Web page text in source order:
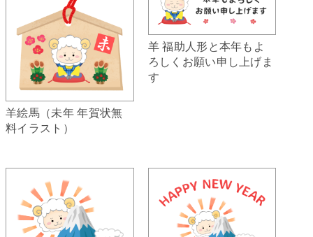
羊絵馬（未年 年賀状無
料イラスト）
羊 福助人形と本年もよ
ろしくお願い申し上げま
す